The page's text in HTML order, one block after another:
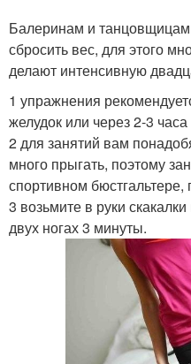
Балеринам и танцовщицам
сбросить вес, для этого
делают интенсивную
1 упражнения
желудок или через 2-3
2 для занятий вам
много прыгать, поэтому
спортивном
3 возьмите в руки
двух ногах 3 минуты.